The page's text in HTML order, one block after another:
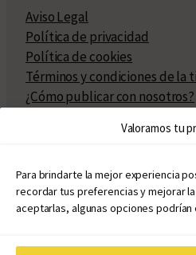
Valoramos tu
Para brindarte la mejor experiencia
recordar tus preferencias y mejorar
aceptarlas, algunas opciones podrían
Aviso Legal
Política de privacidad
Política de cookies
Términos y condiciones de la
¿Cómo publicar con nosotros?
Políticas de publicación
Políticas de coedición
Atribuciones